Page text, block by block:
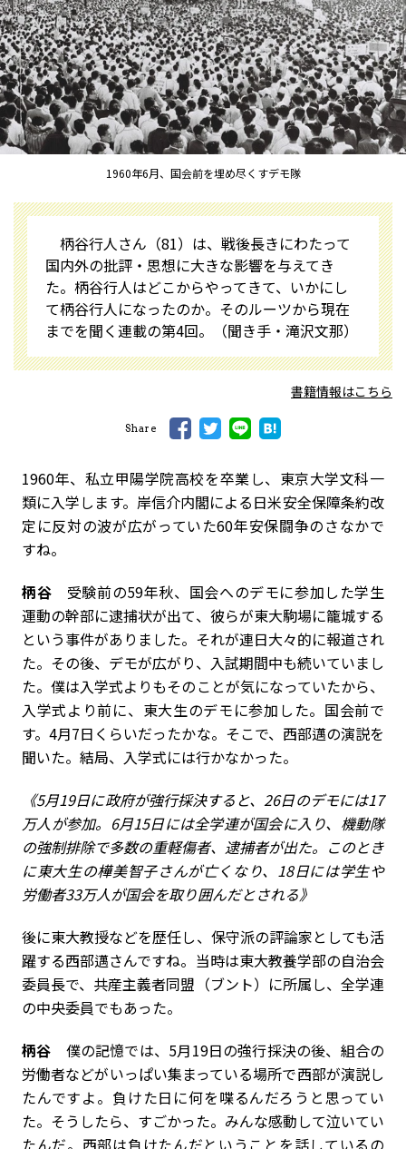
1960年6月、国会前を埋め尽くすデモ隊
柄谷行人さん（81）は、戦後長きにわたって
国内外の批評・思想に大きな影響を与えてき
た。柄谷行人はどこからやってきて、いかにし
て柄谷行人になったのか――。そのルーツから現在
までを聞く連載の第4回。（聞き手・滝沢文那）
書籍情報はこちら
Share
――1960年、私立甲陽学院高校を卒業し、東京大学文科一
類に入学します。岸信介内閣による日米安全保障条約改
定に反対の波が広がっていた60年安保闘争のさなかで
すね。
柄谷 受験前の59年秋、国会へのデモに参加した学生
運動の幹部に逮捕状が出て、彼らが東大駒場に籠城する
という事件がありました。それが連日大々的に報道され
た。その後、デモが広がり、入試期間中も続いていまし
た。僕は入学式よりもそのことが気になっていたから、
入学式より前に、東大生のデモに参加した。国会前で
す。4月7日くらいだったかな。そこで、西部邁の演説を
聞いた。結局、入学式には行かなかった。
《5月19日に政府が強行採決すると、26日のデモには17
万人が参加。6月15日には全学連が国会に入り、機動隊
の強制排除で多数の重軽傷者、逮捕者が出た。このとき
に東大生の樺美智子さんが亡くなり、18日には学生や
労働者33万人が国会を取り囲んだとされる》
――後に東大教授などを歴任し、保守派の評論家としても活
躍する西部邁さんですね。当時は東大教養学部の自治会
委員長で、共産主義者同盟（ブント）に所属し、全学連
の中央委員でもあった。
柄谷 僕の記憶では、5月19日の強行採決の後、組合の
労働者などがいっぱい集まっている場所で西部が演説し
たんですよ。負けた日に何を喋るんだろうと思ってい
た。そうしたら、すごかった。みんな感動して泣いてい
たんだ。西部は負けたんだということを話しているの